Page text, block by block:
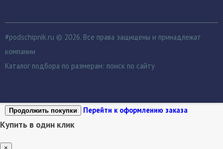
#podschipnik.ru © 2026. Все права защищены и принадлежат
компании
Каталог подбора по размерам: поиск по сайту
Продолжить покупки Перейти к оформлению заказа
Купить в один клик